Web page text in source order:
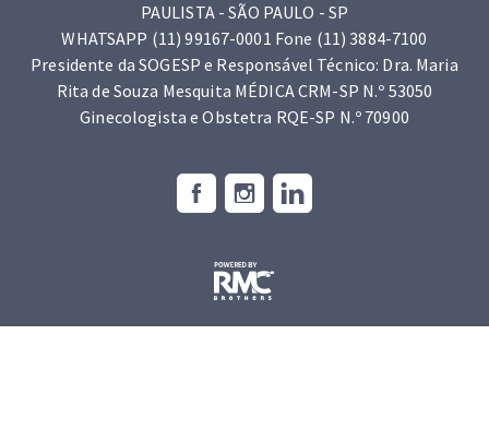
PAULISTA - SÃO PAULO - SP
WHATSAPP (11) 99167-0001 Fone (11) 3884-7100
Presidente da SOGESP e Responsável Técnico: Dra. Maria
Rita de Souza Mesquita MÉDICA CRM-SP N.º 53050
Ginecologista e Obstetra RQE-SP N.º 70900